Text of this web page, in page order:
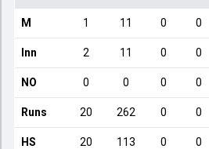
M 1 11 0 0
Inn 2 11 0 0
NO 0 0 0 0
Runs 20 262 0 0
HS 20 113 0 0